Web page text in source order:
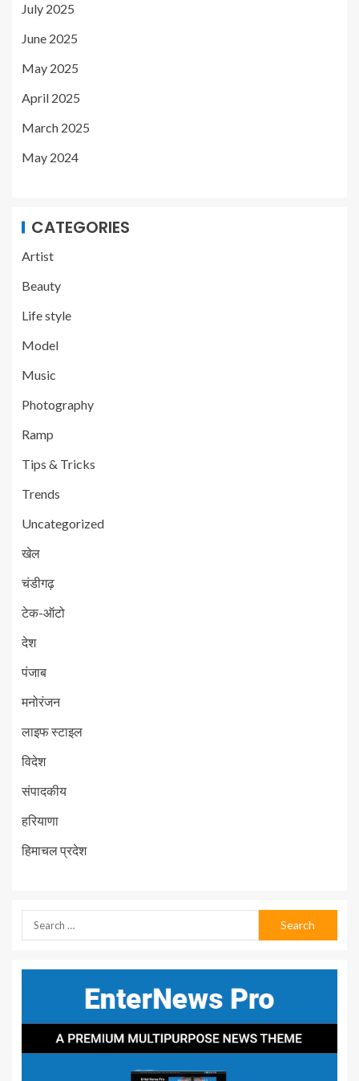
July 2025
June 2025
May 2025
April 2025
March 2025
May 2024
CATEGORIES
Artist
Beauty
Life style
Model
Music
Photography
Ramp
Tips & Tricks
Trends
Uncategorized
खेल
चंडीगढ़
टेक-ऑटो
देश
पंजाब
मनोरंजन
लाइफ स्टाइल
विदेश
संपादकीय
हरियाणा
हिमाचल प्रदेश